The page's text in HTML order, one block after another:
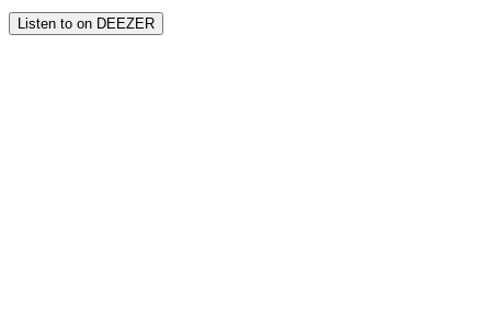
Listen to on DEEZER